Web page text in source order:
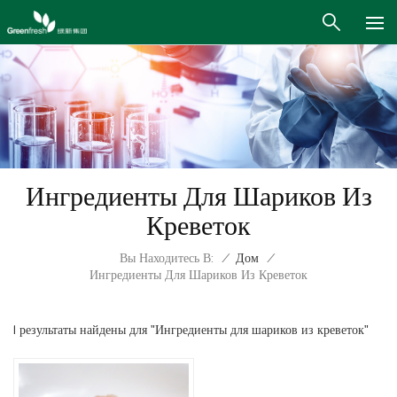
Ингредиенты Для Шариков Из
Креветок
Вы Находитесь В: / Дом
/
Ингредиенты Для Шариков Из Креветок
1 результаты найдены для "Ингредиенты для шариков из креветок"